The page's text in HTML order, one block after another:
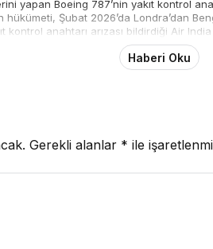
yapan Boeing 787’nin yakıt kontrol
Şubat 2026’da Londra’dan
kontrol anahtarı arızası bildirdiği Air
Haberi Oku
Gerekli alanlar * ile